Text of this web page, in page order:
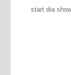
start dia